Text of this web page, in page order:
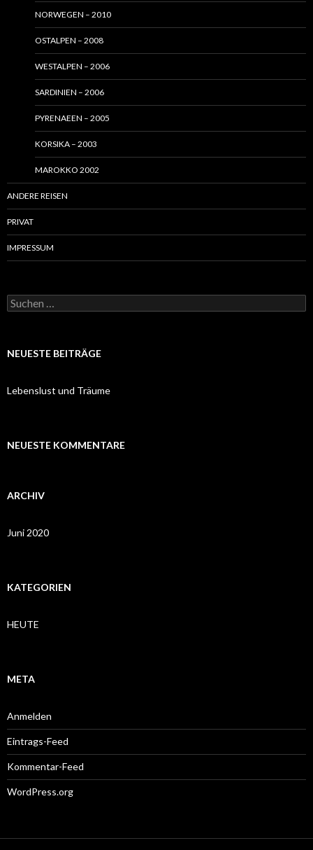
NORWEGEN – 2010
OSTALPEN – 2008
WESTALPEN – 2006
SARDINIEN – 2006
PYRENAEEN – 2005
KORSIKA – 2003
MAROKKO 2002
ANDERE REISEN
PRIVAT
IMPRESSUM
Suchen
nach:
NEUESTE BEITRÄGE
Lebenslust und Träume
NEUESTE KOMMENTARE
ARCHIV
Juni 2020
KATEGORIEN
HEUTE
META
Anmelden
Eintrags-Feed
Kommentar-Feed
WordPress.org